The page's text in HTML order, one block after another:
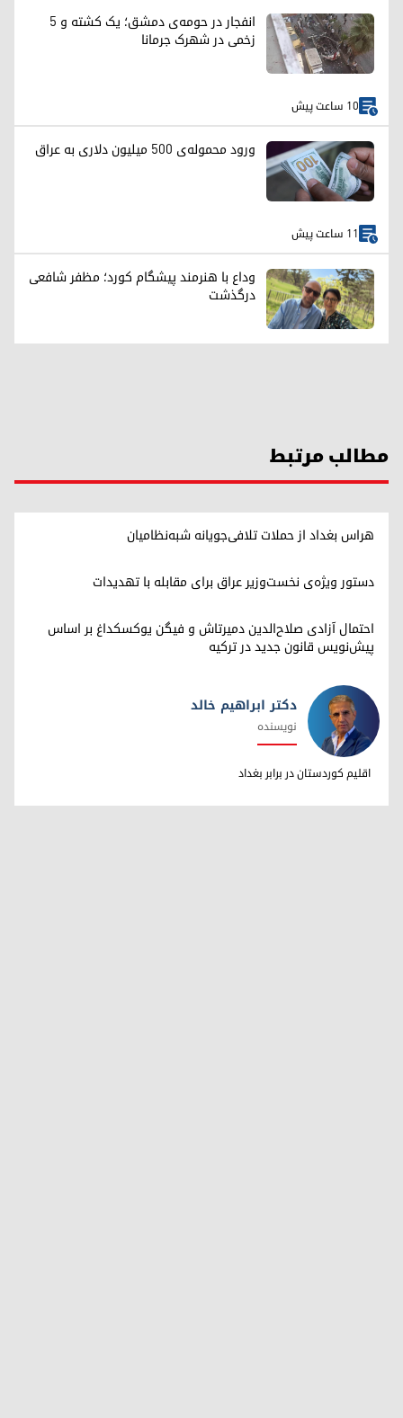
انفجار در حومه‌ی دمشق؛ یک کشته و ۵
زخمی در شهرک جرمانا
10 ساعت پیش
ورود محموله‌ی ۵۰۰ میلیون دلاری به عراق
11 ساعت پیش
وداع با هنرمند پیشگام کورد؛ مظفر شافعی
درگذشت
مطالب مرتبط
هراس بغداد از حملات تلافی‌جویانه شبه‌نظامیان
دستور ویژه‌ی نخست‌وزیر عراق برای مقابله با تهدیدات
احتمال آزادی صلاح‌الدین دمیرتاش و فیگن یوکسکداغ بر اساس
پیش‌نویس قانون جدید در ترکیه
دکتر ابراهیم خالد
دکتر ابراهیم خالد
نویسنده
اقلیم کوردستان در برابر بغداد